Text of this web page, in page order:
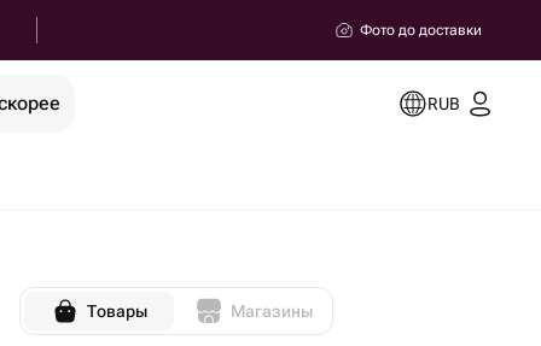
Фото до доставки
RUB
Товары Магазины